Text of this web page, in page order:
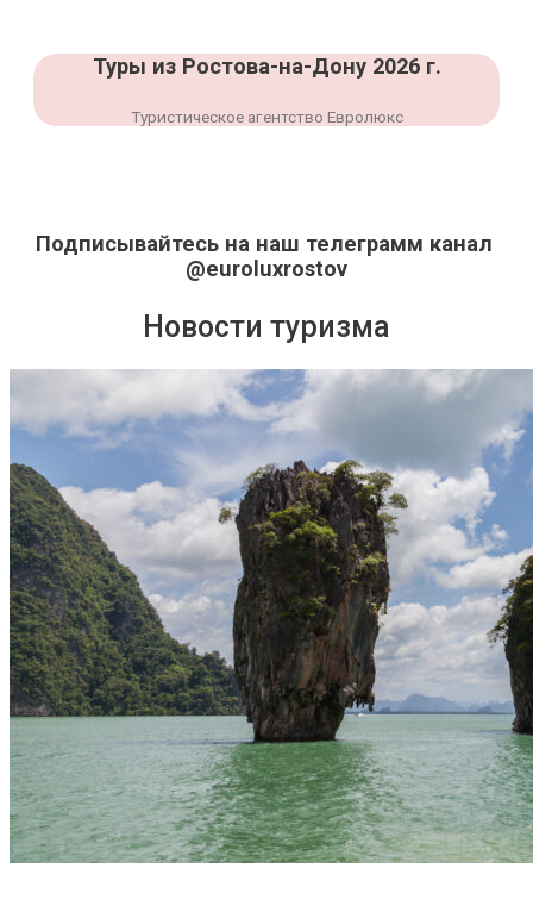
Туры из Ростова-на-Дону 2026 г.
Туристическое агентство Евролюкс
Подписывайтесь на наш телеграмм канал
@euroluxrostov
Новости туризма